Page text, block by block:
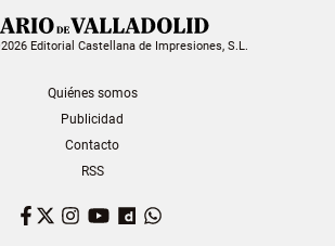
Editorial Castellana de Impresiones, S.L.
Quiénes somos
Publicidad
Contacto
RSS
Facebook
TwitterInstagram
YouTubeDailymotion